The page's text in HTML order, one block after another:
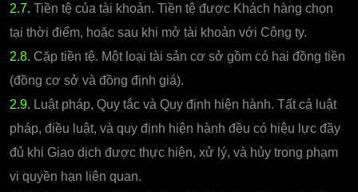
2.7. Tiền tệ của tài khoản. Tiền tệ được Khách hàng chọn
tại thời điểm, hoặc sau khi mở tài khoản với Công ty.
2.8. Cặp tiền tệ. Một loại tài sản cơ sở gồm có hai đồng tiền
(đồng cơ sở và đồng định giá).
2.9. Luật pháp, Quy tắc và Quy định hiện hành. Tất cả luật
pháp, điều luật, và quy định hiện hành đều có hiệu lực đầy
đủ khi Giao dịch được thực hiện, xử lý, và hủy trong phạm
vi quyền hạn liên quan.